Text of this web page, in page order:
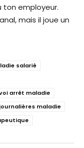
ton employeur.
mais il joue un
salarié
arrêt maladie
maladie